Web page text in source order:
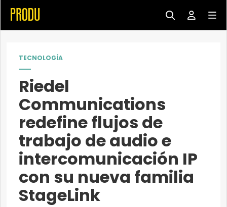
TECNOLOGÍA
Riedel
Communications
redefine flujos de
trabajo de audio e
intercomunicación IP
con su nueva familia
StageLink